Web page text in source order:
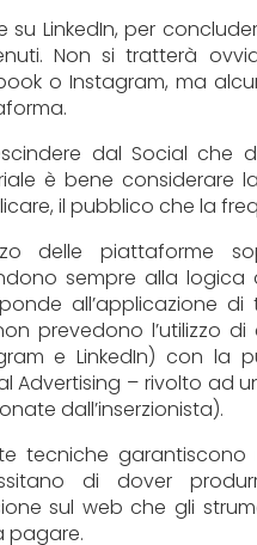
su LinkedIn, per
Non si tratterà
o Instagram, ma
dal Social che
è bene considerare
il pubblico che la
delle piattaforme
sempre alla logica
all’applicazione
prevedono l’utilizzo
e LinkedIn) con la
Advertising – rivolto ad
dall’inserzionista).
tecniche
di dover
sul web che gli
pagare.